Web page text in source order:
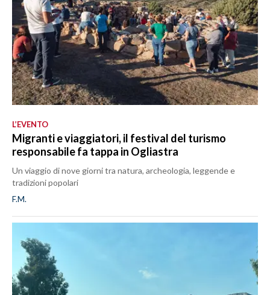
L’EVENTO
Migranti e viaggiatori, il festival del turismo
responsabile fa tappa in Ogliastra
Un viaggio di nove giorni tra natura, archeologia, leggende e
tradizioni popolari
F.M.